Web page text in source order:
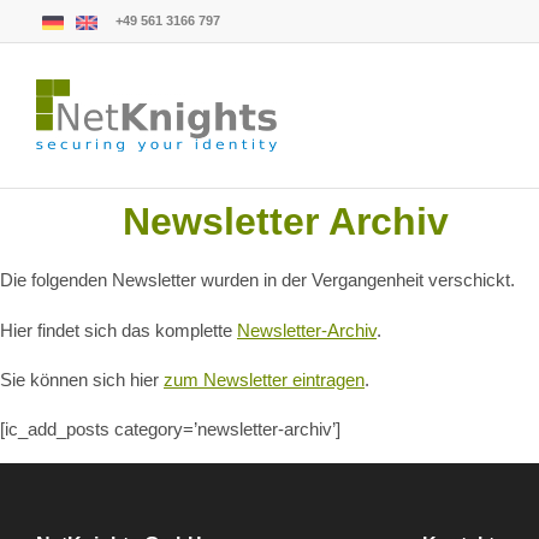
+49 561 3166 797
Newsletter Archiv
Die folgenden Newsletter wurden in der Vergangenheit verschickt.
Hier findet sich das komplette Newsletter-Archiv.
Sie können sich hier zum Newsletter eintragen.
[ic_add_posts category=’newsletter-archiv’]